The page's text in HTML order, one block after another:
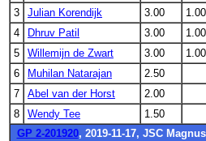
3
Julian Korendijk 3.00 1.00
4
Dhruv Patil 3.00 1.00
5
Willemijn de Zwart 3.00 1.00
6
Muhilan Natarajan 2.50
7
Abel van der Horst 2.00
8
Wendy Tee 1.50
GP 2-201920, 2019-11-17, JSC